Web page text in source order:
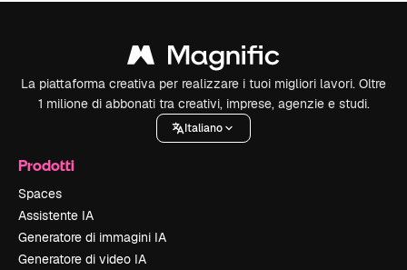
La piattaforma creativa per realizzare i tuoi migliori lavori. Oltre
1 milione di abbonati tra creativi, imprese, agenzie e studi.
Italiano
Prodotti
Spaces
Assistente IA
Generatore di immagini IA
Generatore di video IA